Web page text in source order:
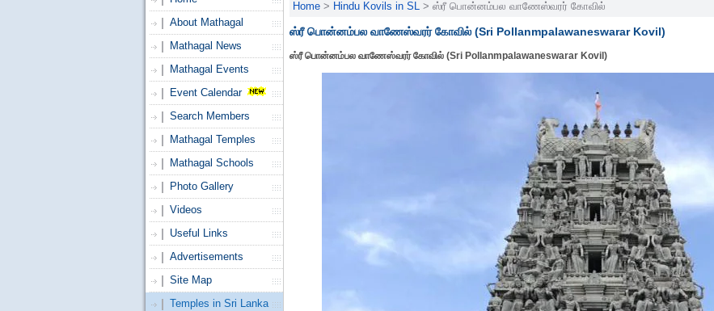
About Mathagal
Mathagal News
Mathagal Events
Event Calendar
Search Members
Mathagal Temples
Mathagal Schools
Photo Gallery
Videos
Useful Links
Advertisements
Site Map
Temples in Sri Lanka
Home> Hindu Kovils in SL> ஸ்ரீ பொன்னம்பல வாணேஸ்வரர் கோவில்
ஸ்ரீ பொன்னம்பல வாணேஸ்வரர் கோவில் (Sri Pollanmpalawaneswarar Kovil)
ஸ்ரீ பொன்னம்பல வாணேஸ்வரர் கோவில் (Sri Pollanmpalawaneswarar Kovil)